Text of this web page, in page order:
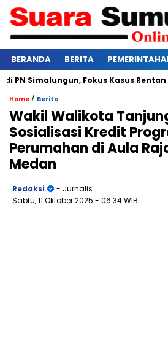
BERANDA BERITA
Fokus Kasus Rentan
Home / Berita
Wakil Walikota
Sosialisasi Kredit
Perumahan di Aula
Medan
Redaksi
- Jurnalis
Sabtu, 11 Oktober 2025 - 06:34 WIB